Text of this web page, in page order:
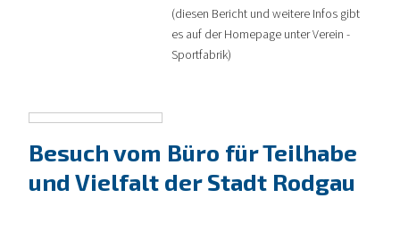
(diesen Bericht und weitere Infos gibt
es auf der Homepage unter Verein -
Sportfabrik)
Besuch vom Büro für Teilhabe
und Vielfalt der Stadt Rodgau